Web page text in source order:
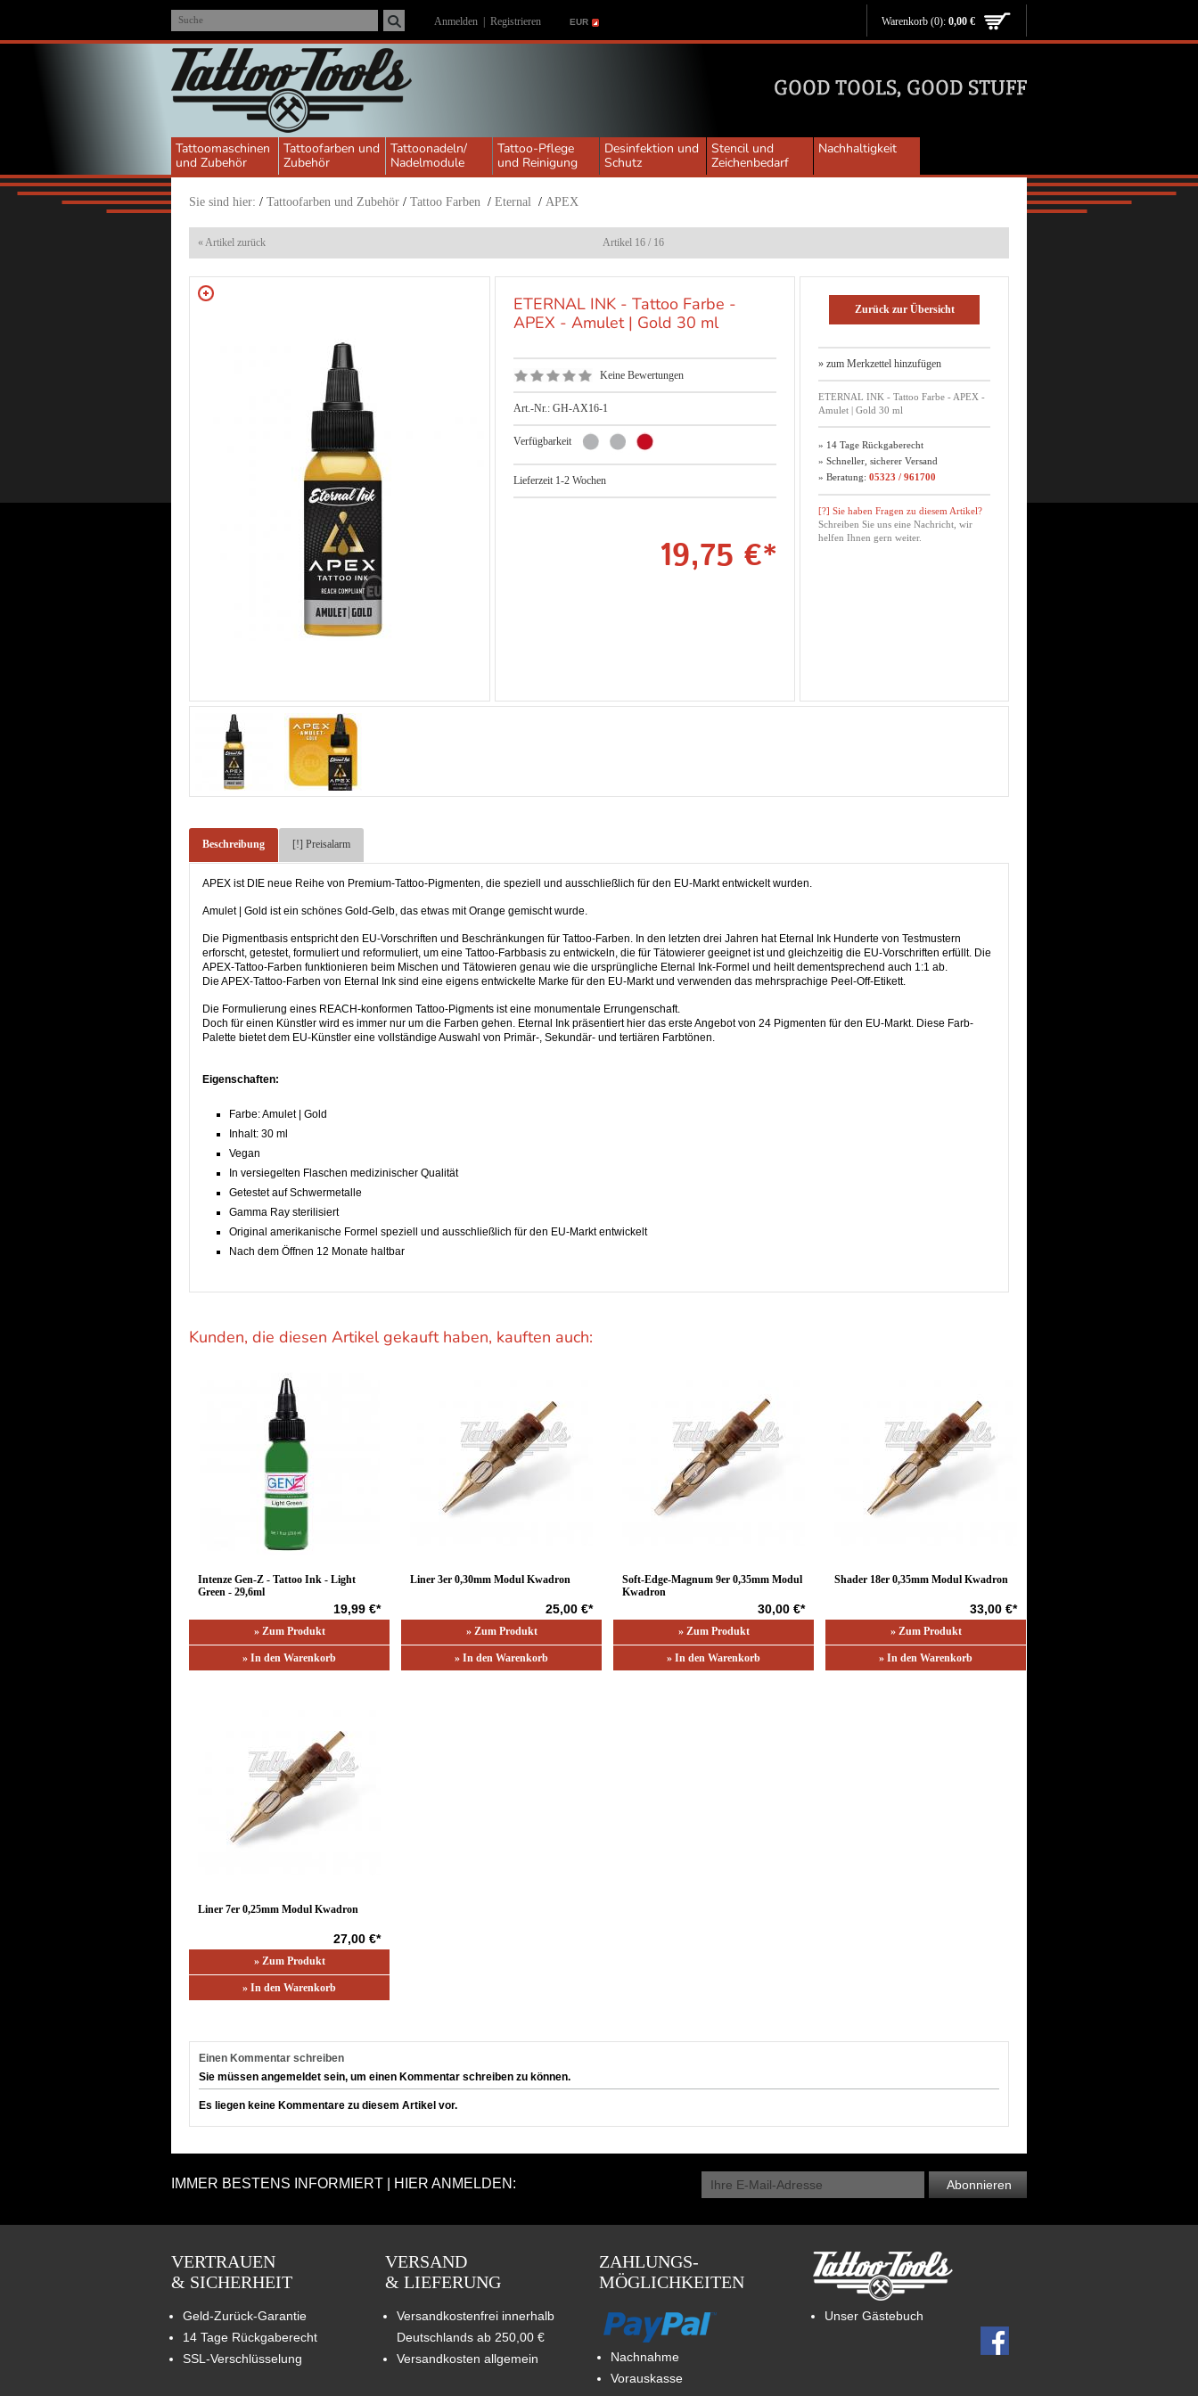
Suche Anmelden Registrieren EUR Warenkorb (0): 0,00 €
Tattoomaschinen
und Zubehör
Tattoofarben und
Zubehör
Tattoonadeln/
Nadelmodule
Tattoo-Pflege
und Reinigung
Desinfektion und
Schutz
Stencil und
Zeichenbedarf
Nachhaltigkeit
Sie sind hier: / Tattoofarben und Zubehör / Tattoo Farben / Eternal / APEX
« Artikel zurück Artikel 16 / 16
ETERNAL INK - Tattoo Farbe -
APEX - Amulet | Gold 30 ml
Keine Bewertungen
Art.-Nr.: GH-AX16-1
Verfügbarkeit
Lieferzeit 1-2 Wochen
19,75 €*
Zurück zur Übersicht
» zum Merkzettel hinzufügen
ETERNAL INK - Tattoo Farbe - APEX -
Amulet | Gold 30 ml
» 14 Tage Rückgaberecht
» Schneller, sicherer Versand
» Beratung: 05323 / 961700
[?] Sie haben Fragen zu diesem Artikel?
Schreiben Sie uns eine Nachricht, wir
helfen Ihnen gern weiter.
Beschreibung [!] Preisalarm
APEX ist DIE neue Reihe von Premium-Tattoo-Pigmenten, die speziell und ausschließlich für den EU-Markt entwickelt wurden.
Amulet | Gold ist ein schönes Gold-Gelb, das etwas mit Orange gemischt wurde.
Die Pigmentbasis entspricht den EU-Vorschriften und Beschränkungen für Tattoo-Farben. In den letzten drei Jahren hat Eternal Ink Hunderte von Testmustern
erforscht, getestet, formuliert und reformuliert, um eine Tattoo-Farbbasis zu entwickeln, die für Tätowierer geeignet ist und gleichzeitig die EU-Vorschriften erfüllt. Die
APEX-Tattoo-Farben funktionieren beim Mischen und Tätowieren genau wie die ursprüngliche Eternal Ink-Formel und heilt dementsprechend auch 1:1 ab.
Die APEX-Tattoo-Farben von Eternal Ink sind eine eigens entwickelte Marke für den EU-Markt und verwenden das mehrsprachige Peel-Off-Etikett.
Die Formulierung eines REACH-konformen Tattoo-Pigments ist eine monumentale Errungenschaft.
Doch für einen Künstler wird es immer nur um die Farben gehen. Eternal Ink präsentiert hier das erste Angebot von 24 Pigmenten für den EU-Markt. Diese Farb-
Palette bietet dem EU-Künstler eine vollständige Auswahl von Primär-, Sekundär- und tertiären Farbtönen.
Eigenschaften:
Farbe: Amulet | Gold
Inhalt: 30 ml
Vegan
In versiegelten Flaschen medizinischer Qualität
Getestet auf Schwermetalle
Gamma Ray sterilisiert
Original amerikanische Formel speziell und ausschließlich für den EU-Markt entwickelt
Nach dem Öffnen 12 Monate haltbar
Kunden, die diesen Artikel gekauft haben, kauften auch:
Intenze Gen-Z - Tattoo Ink - Light
Green - 29,6ml
19,99 €*
» Zum Produkt
» In den Warenkorb
Liner 3er 0,30mm Modul Kwadron
25,00 €*
» Zum Produkt
» In den Warenkorb
Soft-Edge-Magnum 9er 0,35mm Modul
Kwadron
30,00 €*
» Zum Produkt
» In den Warenkorb
Shader 18er 0,35mm Modul Kwadron
33,00 €*
» Zum Produkt
» In den Warenkorb
Liner 7er 0,25mm Modul Kwadron
27,00 €*
» Zum Produkt
» In den Warenkorb
Einen Kommentar schreiben
Sie müssen angemeldet sein, um einen Kommentar schreiben zu können.
Es liegen keine Kommentare zu diesem Artikel vor.
IMMER BESTENS INFORMIERT | HIER ANMELDEN: Abonnieren
VERTRAUEN
& SICHERHEIT
Geld-Zurück-Garantie
14 Tage Rückgaberecht
SSL-Verschlüsselung
VERSAND
& LIEFERUNG
Versandkostenfrei innerhalb
Deutschlands ab 250,00 €
Versandkosten allgemein
ZAHLUNGS-
MÖGLICHKEITEN
Nachnahme
Vorauskasse
Unser Gästebuch